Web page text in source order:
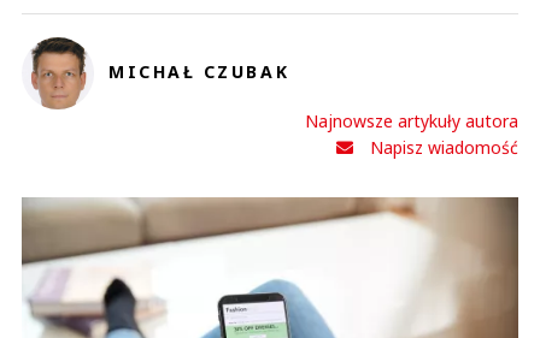
MICHAŁ CZUBAK
Najnowsze artykuły autora
Napisz wiadomość